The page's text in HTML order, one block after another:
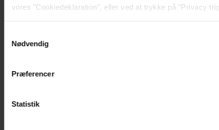
vores "Cookiedeklaration", eller ved at trykke på "Privacy
Vi anvender egne cookies og cookies fra tredjeparter til at
generere statistik og huske dine præferencer samt til brug
Nødvendig
Præferencer
Statistik
Natasha Brock mødte sin mand på
Skanderborg